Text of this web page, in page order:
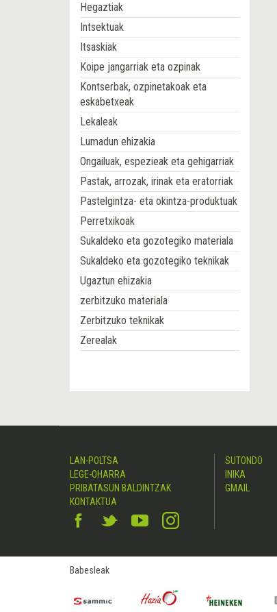
Hegaztiak
Intsektuak
Itsaskiak
Koipe jangarriak eta ozpinak
Kontserbak, ozpinetakoak eta
eskabetxeak
Lekaleak
Lumadun ehizakia
Ongailuak, espezieak eta gehigarriak
Pastak, arrozak, irinak eta eratorriak
Pastelgintza- eta okintza-produktuak
Perretxikoak
Sukaldeko eta gozotegiko materiala
Sukaldeko eta gozotegiko teknikak
Ugaztun ehizakia
zerbitzuko materiala
Zerbitzuko teknikak
Zerealak
LAN-POLTSA
LEGE-OHARRA
PRIBATASUN BALDINTZAK
KONTAKTUA
SUTONDO
INIKA
GMAIL
Babesleak